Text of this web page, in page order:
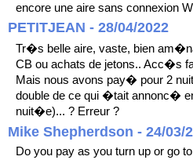
encore une aire sans connexion
PETITJEAN - 28/04/2022
Tr�s belle aire, vaste, bien
CB ou achats de jetons.. Acc�s
Mais nous avons pay� pour 2
double de ce qui �tait annonc�
nuit�e)... ? Erreur ?
Mike Shepherdson - 24/03/
Do you pay as you turn up or go